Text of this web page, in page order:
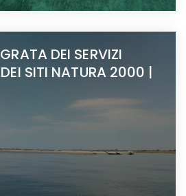
DEI SERVIZI
SITI NATURA 2000 |